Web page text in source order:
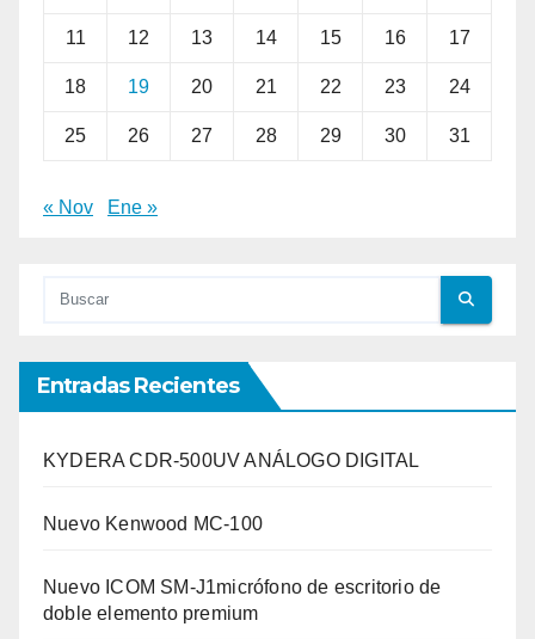
11 12 13 14 15 16 17
18 19 20 21 22 23 24
25 26 27 28 29 30 31
« Nov Ene »
Entradas Recientes
KYDERA CDR-500UV ANÁLOGO DIGITAL
Nuevo Kenwood MC-100
Nuevo ICOM SM-J1micrófono de escritorio de
doble elemento premium